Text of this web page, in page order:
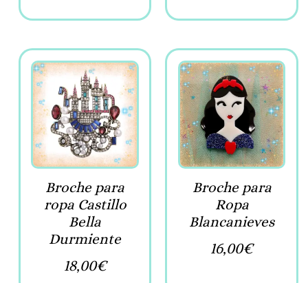
Broche para
ropa Castillo
Bella
Durmiente
18,00€
Broche para
Ropa
Blancanieves
16,00€